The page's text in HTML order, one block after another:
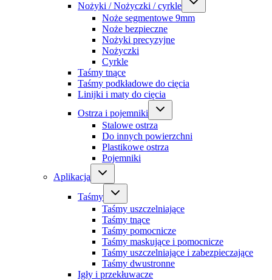
Nożyki / Nożyczki / cyrkle
Noże segmentowe 9mm
Noże bezpieczne
Nożyki precyzyjne
Nożyczki
Cyrkle
Taśmy tnące
Taśmy podkładowe do cięcia
Linijki i maty do cięcia
Ostrza i pojemniki
Stalowe ostrza
Do innych powierzchni
Plastikowe ostrza
Pojemniki
Aplikacja
Taśmy
Taśmy uszczelniające
Taśmy tnące
Taśmy pomocnicze
Taśmy maskujące i pomocnicze
Taśmy uszczelniające i zabezpieczające
Taśmy dwustronne
Igły i przekłuwacze